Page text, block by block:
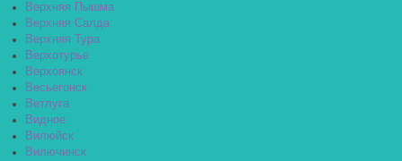
Верхняя Пышма
Верхняя Салда
Верхняя Тура
Верхотурье
Верхоянск
Весьегонск
Ветлуга
Видное
Вилюйск
Вилючинск